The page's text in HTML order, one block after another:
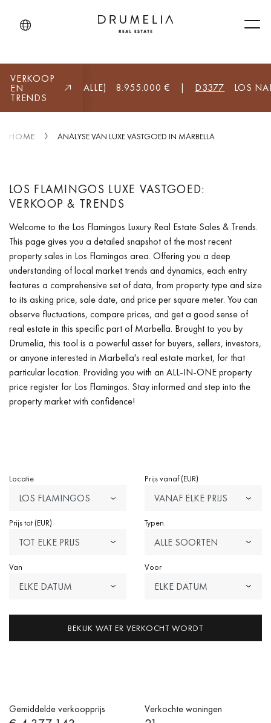
MARBELLA (ALLE) 8.955.000 € | D3377 LOS
VERKOOP
EN
TRENDS
HOME ANALYSE VAN LUXE VASTGOED IN MARBELLA
LOS FLAMINGOS LUXE VASTGOED:
VERKOOP & TRENDS
Welcome to the Los Flamingos Luxury Real Estate Sales & Trends.
This page gives you a detailed snapshot of the most recent
property sales in Los Flamingos area. Offering you a deep
understanding of local market trends and dynamics, each entry
features a comprehensive set of data, from property type and size
to its asking price, sale date, and price per square meter. You can
observe fluctuations, compare prices, and get a good sense of
real estate in this specific part of Marbella. Brought to you by
Drumelia, this tool is a powerful asset for buyers, sellers, investors,
or anyone interested in Marbella's real estate market, for that
particular location. Providing you with an ALL-IN-ONE property
price register for Los Flamingos. Stay informed and step into the
property market with confidence!
Locatie
LOS FLAMINGOS
Prijs vanaf (EUR)
VANAF ELKE PRIJS
Prijs tot (EUR)
TOT ELKE PRIJS
Typen
ALLE SOORTEN
Van
ELKE DATUM
Voor
ELKE DATUM
BEKIJK WAT ER VERKOCHT WORDT
Gemiddelde verkoopprijs Verkochte woningen